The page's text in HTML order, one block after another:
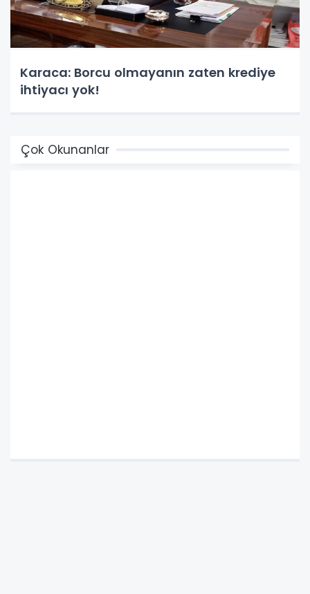
Karaca: Borcu olmayanın zaten krediye
ihtiyacı yok!
Çok Okunanlar